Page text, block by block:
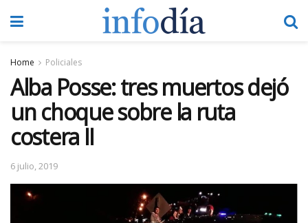
Home Policiales
Alba Posse: tres muertos dejó
un choque sobre la ruta
costera II
6 julio, 2019